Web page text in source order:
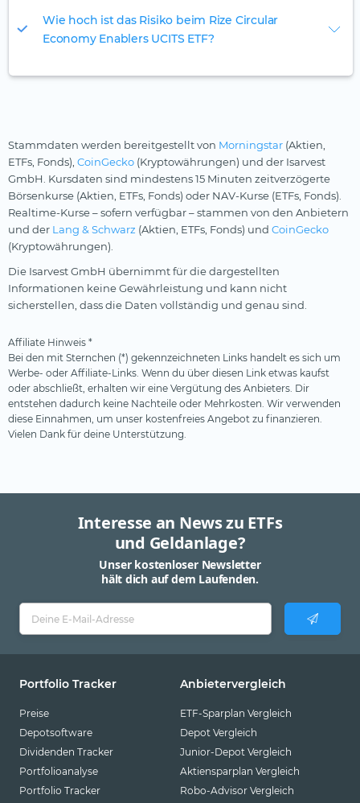
Wie hoch ist das Risiko beim Rize Circular
Economy Enablers UCITS ETF?
Stammdaten werden bereitgestellt von Morningstar (Aktien,
ETFs, Fonds), CoinGecko (Kryptowährungen) und der Isarvest
GmbH. Kursdaten sind mindestens 15 Minuten zeitverzögerte
Börsenkurse (Aktien, ETFs, Fonds) oder NAV-Kurse (ETFs, Fonds).
Realtime-Kurse – sofern verfügbar – stammen von den Anbietern
und der Lang & Schwarz (Aktien, ETFs, Fonds) und CoinGecko
(Kryptowährungen).
Die Isarvest GmbH übernimmt für die dargestellten
Informationen keine Gewährleistung und kann nicht
sicherstellen, dass die Daten vollständig und genau sind.
Affiliate Hinweis *
Bei den mit Sternchen (*) gekennzeichneten Links handelt es sich um
Werbe- oder Affiliate-Links. Wenn du über diesen Link etwas kaufst
oder abschließt, erhalten wir eine Vergütung des Anbieters. Dir
entstehen dadurch keine Nachteile oder Mehrkosten. Wir verwenden
diese Einnahmen, um unser kostenfreies Angebot zu finanzieren.
Vielen Dank für deine Unterstützung.
Interesse an News zu ETFs
und Geldanlage?
Unser kostenloser Newsletter
hält dich auf dem Laufenden.
Portfolio Tracker
Preise
Depotsoftware
Dividenden Tracker
Portfolioanalyse
Portfolio Tracker
Anbietervergleich
ETF-Sparplan Vergleich
Depot Vergleich
Junior-Depot Vergleich
Aktiensparplan Vergleich
Robo-Advisor Vergleich